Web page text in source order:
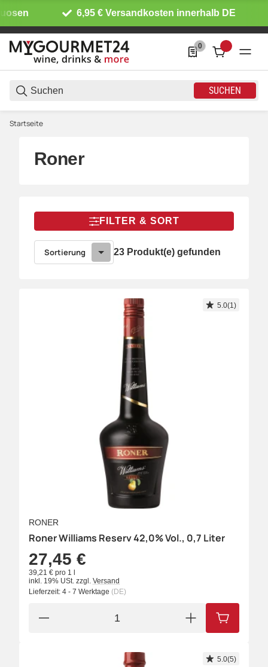
6,95 € Versandkosten innerhalb DE
SUCHEN
0
0 Produkte in der
Startseite
Roner
FILTER & SORT
Sortierung 23 Produkt(e) gefunden
5.0(1)
RONER
Roner Williams Reserv 42,0% Vol., 0,7 Liter
27,45 €
39,21 € pro 1 l
inkl. 19% USt. zzgl. Versand
Lieferzeit: 4 - 7 Werktage (DE)
IN DEN
5.0(5)